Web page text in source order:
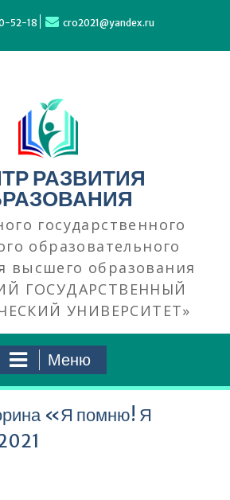
52-18
cro2021@yandex.ru
РАЗВИТИЯ
государственного
образовательного
высшего образования
ГОСУДАРСТВЕННЫЙ
УНИВЕРСИТЕТ»
Меню
«Я помню! Я